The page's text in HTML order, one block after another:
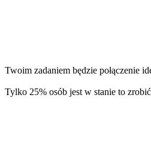
Twoim zadaniem będzie połączenie
Tylko 25% osób jest w stanie to